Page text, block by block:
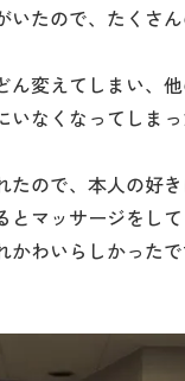
たので、たくさ
変えてしまい、
なくなってしま
ので、本人の好
マッサージをし
わいらしかったで